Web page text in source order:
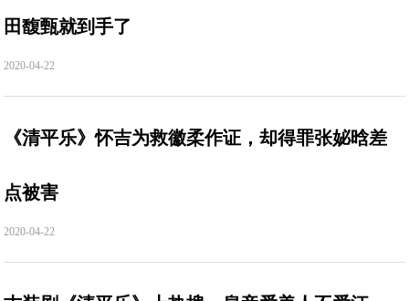
田馥甄就到手了
2020-04-22
《清平乐》怀吉为救徽柔作证，却得罪张妼晗差
点被害
2020-04-22